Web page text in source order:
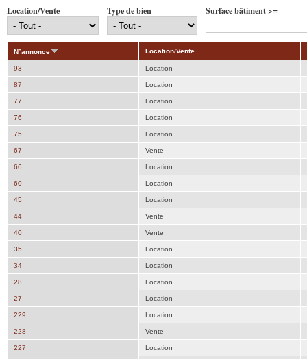
Location/Vente Type de bien Surface bâtiment >=
N°annonce Location/Vente
93 Location
87 Location
77 Location
76 Location
75 Location
67 Vente
66 Location
60 Location
45 Location
44 Vente
40 Vente
35 Location
34 Location
28 Location
27 Location
229 Location
228 Vente
227 Location